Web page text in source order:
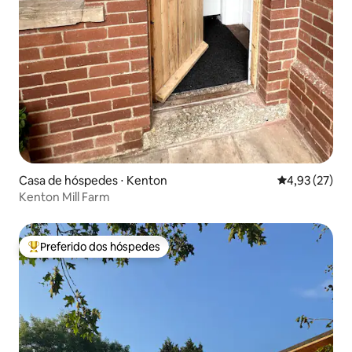
Casa de hóspedes ⋅ Kenton 4,93 de uma
4,93 (27)
Kenton Mill Farm
Entre os melhores preferidos dos hóspedes
Preferido dos hóspedes